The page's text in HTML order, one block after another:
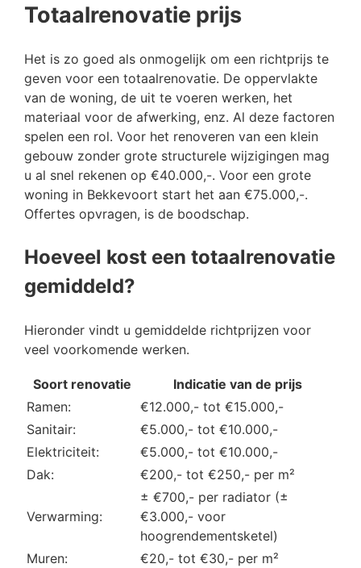
Totaalrenovatie prijs
Het is zo goed als onmogelijk om een richtprijs te
geven voor een totaalrenovatie. De oppervlakte
van de woning, de uit te voeren werken, het
materiaal voor de afwerking, enz. Al deze factoren
spelen een rol. Voor het renoveren van een klein
gebouw zonder grote structurele wijzigingen mag
u al snel rekenen op €40.000,-. Voor een grote
woning in Bekkevoort start het aan €75.000,-.
Offertes opvragen, is de boodschap.
Hoeveel kost een totaalrenovatie
gemiddeld?
Hieronder vindt u gemiddelde richtprijzen voor
veel voorkomende werken.
Soort renovatie
Indicatie van de prijs
Ramen:
€12.000,- tot €15.000,-
Sanitair:
€5.000,- tot €10.000,-
Elektriciteit:
€5.000,- tot €10.000,-
Dak:
€200,- tot €250,- per m²
Verwarming:
± €700,- per radiator (±
€3.000,- voor
hoogrendementsketel)
Muren:
€20,- tot €30,- per m²